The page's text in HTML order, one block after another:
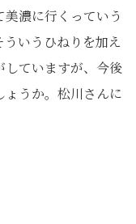
濃に行くっていう
いうひねりを加え
ていますが、今後
ょうか。松川さんに